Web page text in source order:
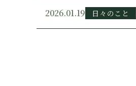
2026.01.19 日々のこと